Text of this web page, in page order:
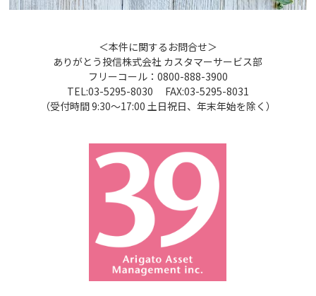
＜本件に関するお問合せ＞
ありがとう投信株式会社 カスタマーサービス部
フリーコール：0800-888-3900
TEL:03-5295-8030 FAX:03-5295-8031
（受付時間 9:30～17:00 土日祝日、年末年始を除く）